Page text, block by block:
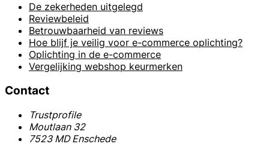
De zekerheden uitgelegd
Reviewbeleid
Betrouwbaarheid van reviews
Hoe blijf je veilig voor e-commerce oplichting?
Oplichting in de e-commerce
Vergelijking webshop keurmerken
Contact
Trustprofile
Moutlaan 32
7523 MD Enschede